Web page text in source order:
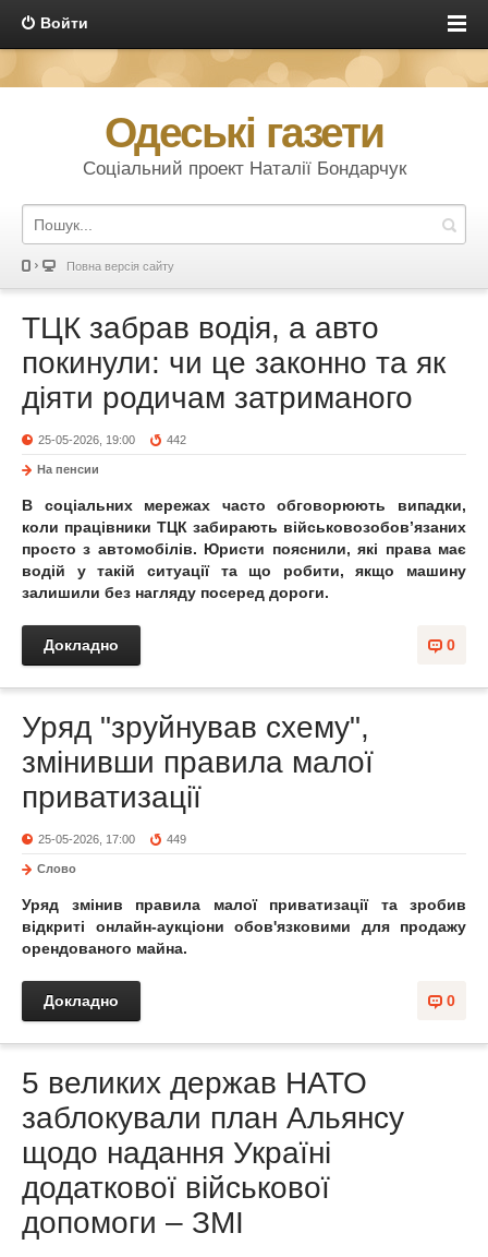
Войти
Одеські газети
Соціальний проект Наталії Бондарчук
Повна версія сайту
ТЦК забрав водія, а авто
покинули: чи це законно та як
діяти родичам затриманого
25-05-2026, 19:00 442
На пенсии
В соціальних мережах часто обговорюють випадки,
коли працівники ТЦК забирають військовозобов’язаних
просто з автомобілів. Юристи пояснили, які права має
водій у такій ситуації та що робити, якщо машину
залишили без нагляду посеред дороги.
0
Докладно
Уряд "зруйнував схему",
змінивши правила малої
приватизації
25-05-2026, 17:00 449
Слово
Уряд змінив правила малої приватизації та зробив
відкриті онлайн-аукціони обов'язковими для продажу
орендованого майна.
0
Докладно
5 великих держав НАТО
заблокували план Альянсу
щодо надання Україні
додаткової військової
допомоги – ЗМІ